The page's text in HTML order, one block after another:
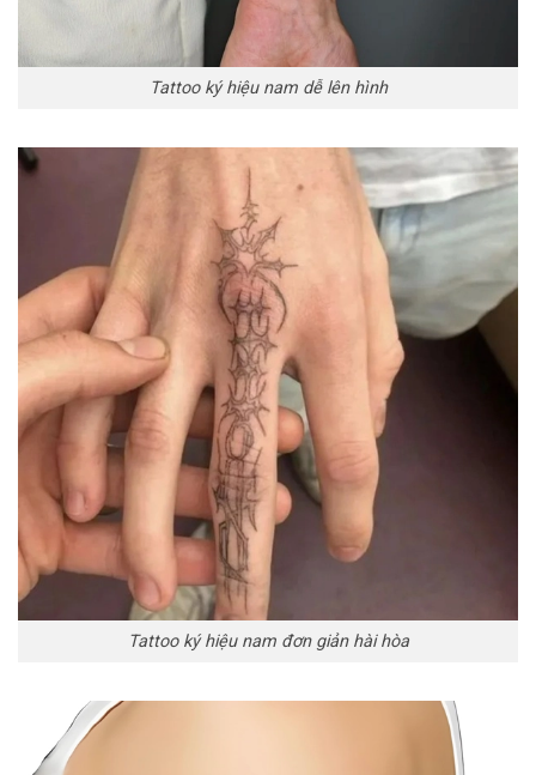
Tattoo ký hiệu nam dễ lên hình
Tattoo ký hiệu nam đơn giản hài hòa